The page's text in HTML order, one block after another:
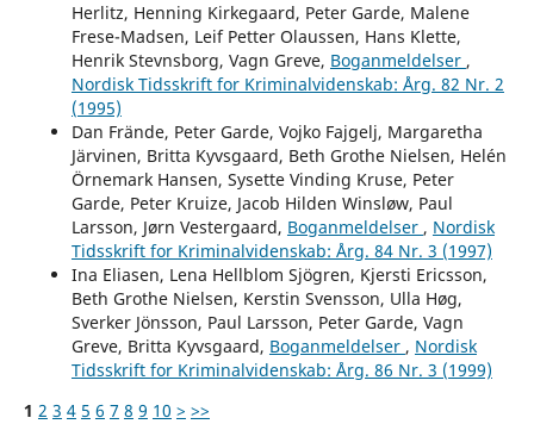
Herlitz, Henning Kirkegaard, Peter Garde, Malene
Frese-Madsen, Leif Petter Olaussen, Hans Klette,
Henrik Stevnsborg, Vagn Greve, Boganmeldelser ,
Nordisk Tidsskrift for Kriminalvidenskab: Årg. 82 Nr. 2
(1995)
Dan Frände, Peter Garde, Vojko Fajgelj, Margaretha
Järvinen, Britta Kyvsgaard, Beth Grothe Nielsen, Helén
Örnemark Hansen, Sysette Vinding Kruse, Peter
Garde, Peter Kruize, Jacob Hilden Winsløw, Paul
Larsson, Jørn Vestergaard, Boganmeldelser , Nordisk
Tidsskrift for Kriminalvidenskab: Årg. 84 Nr. 3 (1997)
Ina Eliasen, Lena Hellblom Sjögren, Kjersti Ericsson,
Beth Grothe Nielsen, Kerstin Svensson, Ulla Høg,
Sverker Jönsson, Paul Larsson, Peter Garde, Vagn
Greve, Britta Kyvsgaard, Boganmeldelser , Nordisk
Tidsskrift for Kriminalvidenskab: Årg. 86 Nr. 3 (1999)
1 2 3 4 5 6 7 8 9 10 > >>